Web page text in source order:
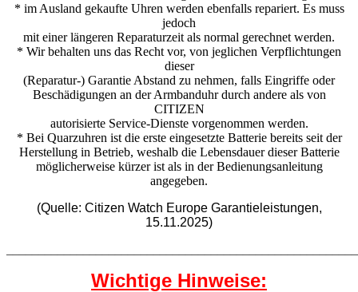
* im Ausland gekaufte Uhren werden ebenfalls repariert. Es muss
jedoch
mit einer längeren Reparaturzeit als normal gerechnet werden.
* Wir behalten uns das Recht vor, von jeglichen Verpflichtungen
dieser
(Reparatur-) Garantie Abstand zu nehmen, falls Eingriffe oder
Beschädigungen an der Armbanduhr durch andere als von
CITIZEN
autorisierte Service-Dienste vorgenommen werden.
* Bei Quarzuhren ist die erste eingesetzte Batterie bereits seit der
Herstellung in Betrieb, weshalb die Lebensdauer dieser Batterie
möglicherweise kürzer ist als in der Bedienungsanleitung
angegeben.
(Quelle: Citizen Watch Europe Garantieleistungen,
15.11.2025)
Wichtige Hinweise: